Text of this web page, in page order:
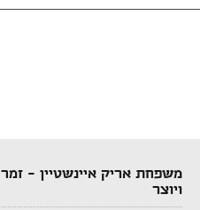
משפחת אריק איינשטיין – זמר
ויוצר